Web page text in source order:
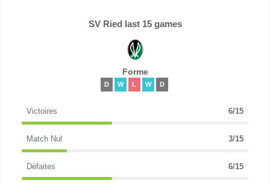
SV Ried last 15 games
Forme
D W L W D
Victoires 6/15
Match Nul 3/15
Défaites 6/15